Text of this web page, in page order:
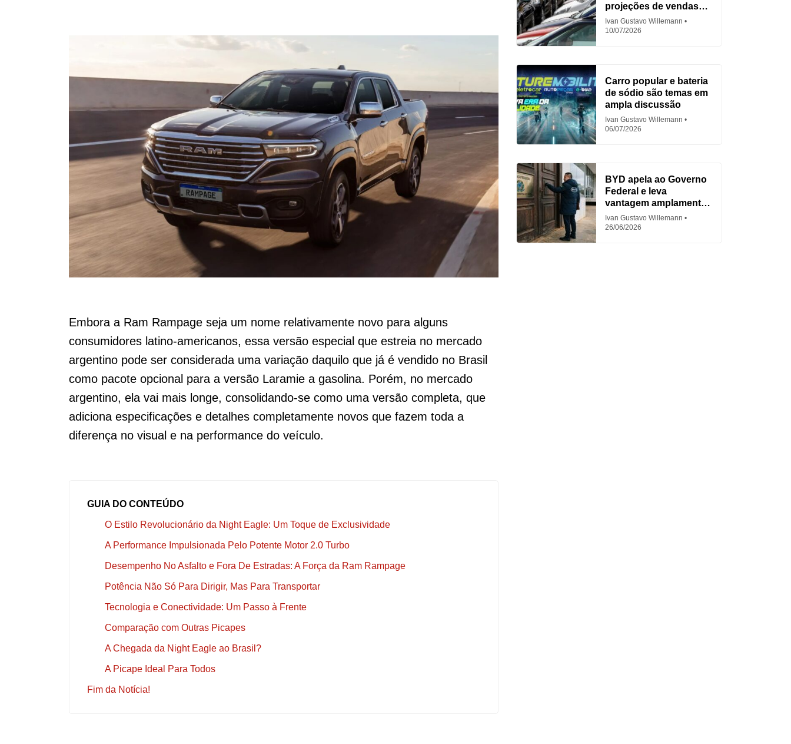
Embora a Ram Rampage seja um nome relativamente novo para alguns
consumidores latino-americanos, essa versão especial que estreia no mercado
argentino pode ser considerada uma variação daquilo que já é vendido no Brasil
como pacote opcional para a versão Laramie a gasolina. Porém, no mercado
argentino, ela vai mais longe, consolidando-se como uma versão completa, que
adiciona especificações e detalhes completamente novos que fazem toda a
diferença no visual e na performance do veículo.
GUIA DO CONTEÚDO
O Estilo Revolucionário da Night Eagle: Um Toque de Exclusividade
A Performance Impulsionada Pelo Potente Motor 2.0 Turbo
Desempenho No Asfalto e Fora De Estradas: A Força da Ram Rampage
Potência Não Só Para Dirigir, Mas Para Transportar
Tecnologia e Conectividade: Um Passo à Frente
Comparação com Outras Picapes
A Chegada da Night Eagle ao Brasil?
A Picape Ideal Para Todos
Fim da Notícia!
projeções de vendas
em 2026
Ivan Gustavo Willemann
10/07/2026
Carro popular e bateria
de sódio são temas em
ampla discussão
Ivan Gustavo Willemann
06/07/2026
BYD apela ao Governo
Federal e leva
vantagem amplamente
criticada
Ivan Gustavo Willemann
26/06/2026